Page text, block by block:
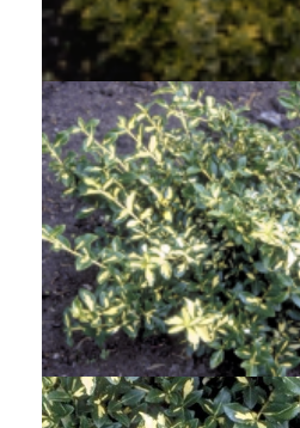
Japanse
Euonymus fortunei